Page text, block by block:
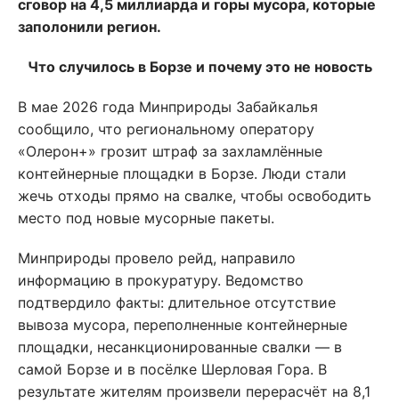
сговор на 4,5 миллиарда и горы мусора, которые
заполонили регион.
Что случилось в Борзе и почему это не новость
В мае 2026 года Минприроды Забайкалья
сообщило, что региональному оператору
«Олерон+» грозит штраф за захламлённые
контейнерные площадки в Борзе. Люди стали
жечь отходы прямо на свалке, чтобы освободить
место под новые мусорные пакеты.
Минприроды провело рейд, направило
информацию в прокуратуру. Ведомство
подтвердило факты: длительное отсутствие
вывоза мусора, переполненные контейнерные
площадки, несанкционированные свалки — в
самой Борзе и в посёлке Шерловая Гора. В
результате жителям произвели перерасчёт на 8,1